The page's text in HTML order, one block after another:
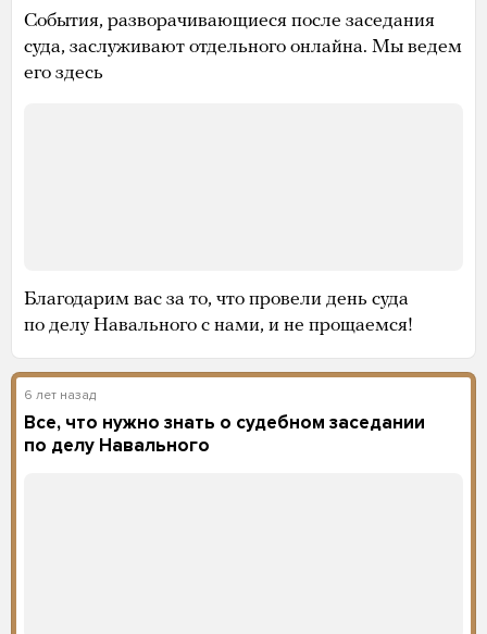
События, разворачивающиеся после заседания
суда, заслуживают отдельного онлайна. Мы ведем
его здесь
Благодарим вас за то, что провели день суда
по делу Навального с нами, и не прощаемся!
6 лет назад
Все, что нужно знать о судебном заседании
по делу Навального